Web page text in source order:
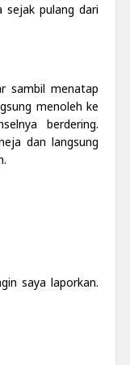
sejak pulang dari
sambil menatap
menoleh ke
berdering.
dan langsung
saya laporkan.